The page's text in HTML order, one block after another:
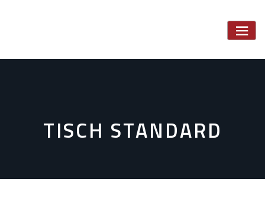
TISCH STANDARD